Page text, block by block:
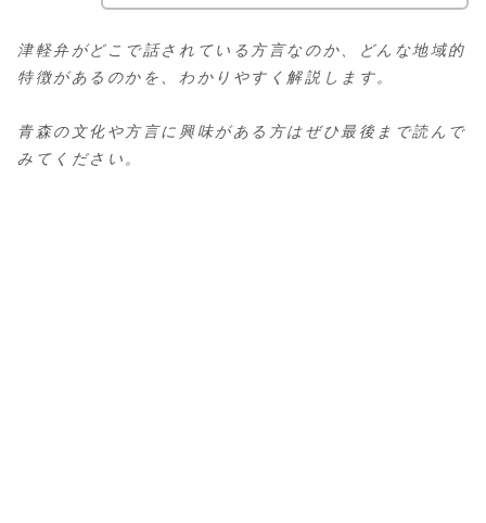
津軽弁がどこで話されている方言なのか、どんな地域的
特徴があるのかを、わかりやすく解説します。
青森の文化や方言に興味がある方はぜひ最後まで読んで
みてください。